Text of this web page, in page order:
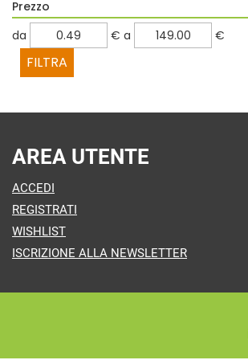
Prezzo
filtra
da
da € filtra
a €
AREA UTENTE
ACCEDI
REGISTRATI
WISHLIST
ISCRIZIONE ALLA NEWSLETTER